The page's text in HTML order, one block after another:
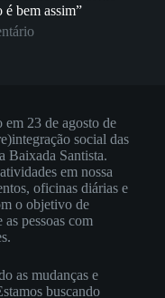
é bem assim”
23 de agosto de
social das
Baixada Santista.
em nossa
oficinas diárias e
o objetivo de
pessoas com
as mudanças e
buscando